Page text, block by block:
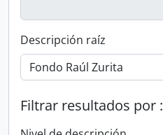
Descripción raíz
Filtrar resultados por :